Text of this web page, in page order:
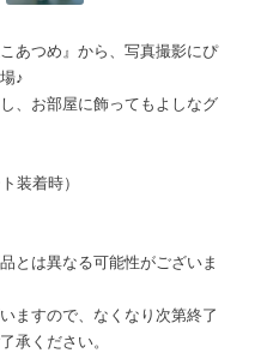
あつめ』から、写真撮影にぴ
♪
、お部屋に飾ってもよしなグ
装着時）
とは異なる可能性がございま
ますので、なくなり次第終了
承ください。